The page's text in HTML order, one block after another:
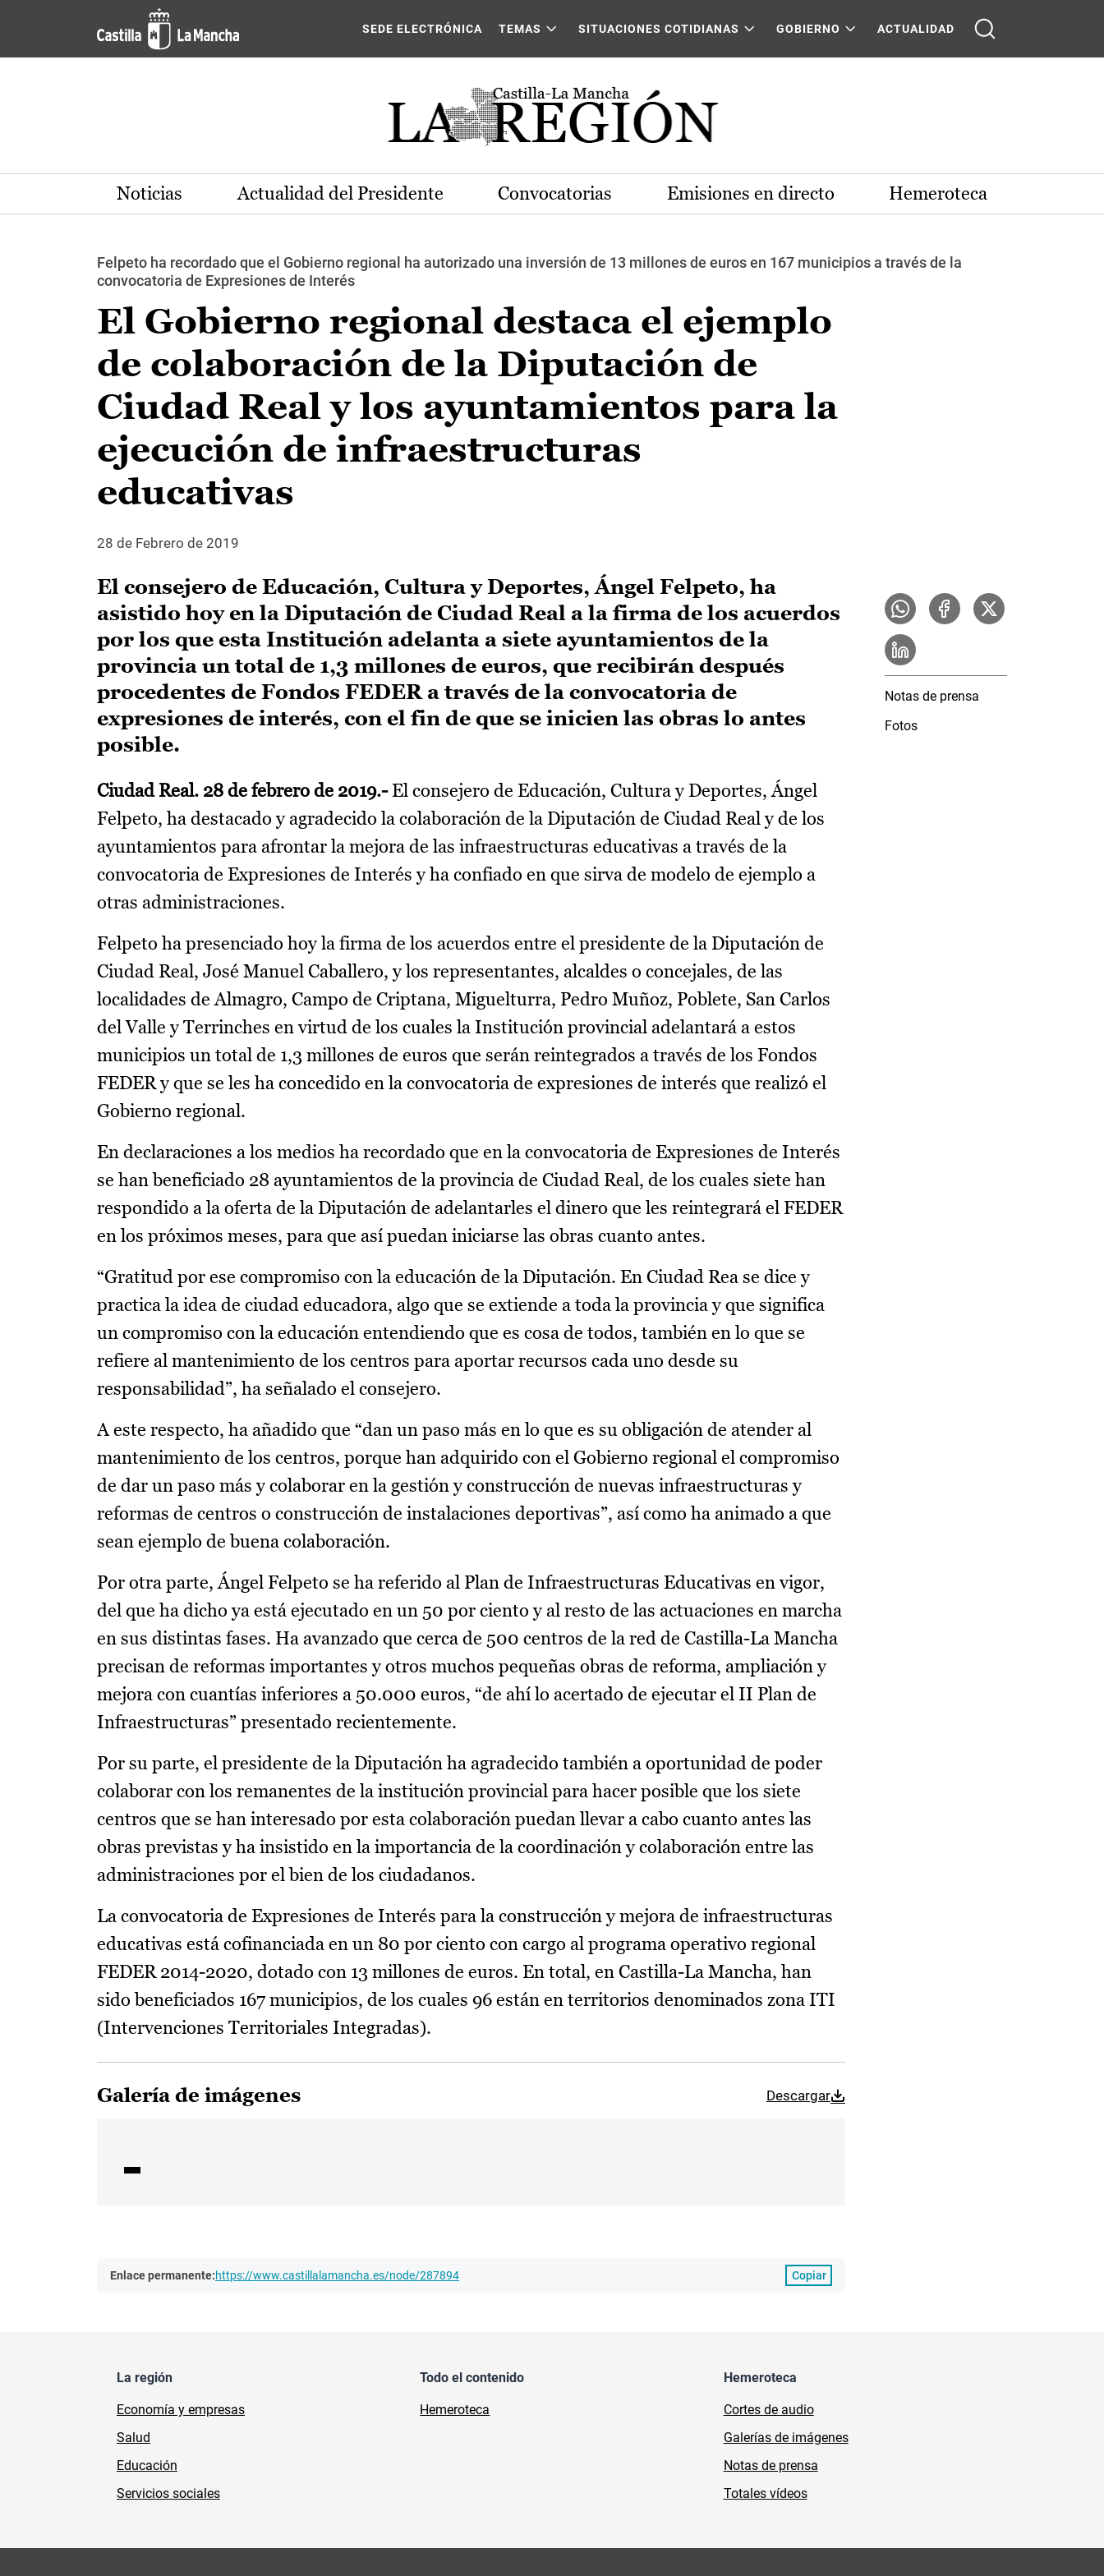
Pasar al contenido principal
SEDE ELECTRÓNICA TEMAS SITUACIONES COTIDIANAS GOBIERNO ACTUALIDAD
Noticias Actualidad del Presidente Convocatorias Emisiones en directo Hemeroteca
Felpeto ha recordado que el Gobierno regional ha autorizado una inversión de 13 millones de euros en 167 municipios a través de la
convocatoria de Expresiones de Interés
El Gobierno regional destaca el ejemplo
de colaboración de la Diputación de
Ciudad Real y los ayuntamientos para la
ejecución de infraestructuras
educativas
28 de Febrero de 2019
El consejero de Educación, Cultura y Deportes, Ángel Felpeto, ha
asistido hoy en la Diputación de Ciudad Real a la firma de los acuerdos
por los que esta Institución adelanta a siete ayuntamientos de la
provincia un total de 1,3 millones de euros, que recibirán después
procedentes de Fondos FEDER a través de la convocatoria de
expresiones de interés, con el fin de que se inicien las obras lo antes
posible.
Ciudad Real. 28 de febrero de 2019.-El consejero de Educación, Cultura y Deportes, Ángel
Felpeto, ha destacado y agradecido la colaboración de la Diputación de Ciudad Real y de los
ayuntamientos para afrontar la mejora de las infraestructuras educativas a través de la
convocatoria de Expresiones de Interés y ha confiado en que sirva de modelo de ejemplo a
otras administraciones.
Felpeto ha presenciado hoy la firma de los acuerdos entre el presidente de la Diputación de
Ciudad Real, José Manuel Caballero, y los representantes, alcaldes o concejales, de las
localidades de Almagro, Campo de Criptana, Miguelturra, Pedro Muñoz, Poblete, San Carlos
del Valle y Terrinches en virtud de los cuales la Institución provincial adelantará a estos
municipios un total de 1,3 millones de euros que serán reintegrados a través de los Fondos
FEDER y que se les ha concedido en la convocatoria de expresiones de interés que realizó el
Gobierno regional.
En declaraciones a los medios ha recordado que en la convocatoria de Expresiones de Interés
se han beneficiado 28 ayuntamientos de la provincia de Ciudad Real, de los cuales siete han
respondido a la oferta de la Diputación de adelantarles el dinero que les reintegrará el FEDER
en los próximos meses, para que así puedan iniciarse las obras cuanto antes.
“Gratitud por ese compromiso con la educación de la Diputación. En Ciudad Rea se dice y
practica la idea de ciudad educadora, algo que se extiende a toda la provincia y que significa
un compromiso con la educación entendiendo que es cosa de todos, también en lo que se
refiere al mantenimiento de los centros para aportar recursos cada uno desde su
responsabilidad”, ha señalado el consejero.
A este respecto, ha añadido que “dan un paso más en lo que es su obligación de atender al
mantenimiento de los centros, porque han adquirido con el Gobierno regional el compromiso
de dar un paso más y colaborar en la gestión y construcción de nuevas infraestructuras y
reformas de centros o construcción de instalaciones deportivas”, así como ha animado a que
sean ejemplo de buena colaboración.
Por otra parte, Ángel Felpeto se ha referido al Plan de Infraestructuras Educativas en vigor,
del que ha dicho ya está ejecutado en un 50 por ciento y al resto de las actuaciones en marcha
en sus distintas fases. Ha avanzado que cerca de 500 centros de la red de Castilla-La Mancha
precisan de reformas importantes y otros muchos pequeñas obras de reforma, ampliación y
mejora con cuantías inferiores a 50.000 euros, “de ahí lo acertado de ejecutar el II Plan de
Infraestructuras” presentado recientemente.
Por su parte, el presidente de la Diputación ha agradecido también a oportunidad de poder
colaborar con los remanentes de la institución provincial para hacer posible que los siete
centros que se han interesado por esta colaboración puedan llevar a cabo cuanto antes las
obras previstas y ha insistido en la importancia de la coordinación y colaboración entre las
administraciones por el bien de los ciudadanos.
La convocatoria de Expresiones de Interés para la construcción y mejora de infraestructuras
educativas está cofinanciada en un 80 por ciento con cargo al programa operativo regional
FEDER 2014-2020, dotado con 13 millones de euros. En total, en Castilla-La Mancha, han
sido beneficiados 167 municipios, de los cuales 96 están en territorios denominados zona ITI
(Intervenciones Territoriales Integradas).
Galería de imágenes Descargar
Enlace permanente:https://www.castillalamancha.es/node/287894 Copiar
Notas de prensa
Fotos
La región
Economía y empresas
Salud
Educación
Servicios sociales
Todo el contenido
Hemeroteca
Hemeroteca
Cortes de audio
Galerías de imágenes
Notas de prensa
Totales vídeos